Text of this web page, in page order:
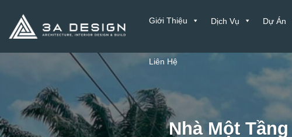
nội
dung
Giới Thiệu Dịch Vụ Dự Án
Liên Hệ
Nhà Một